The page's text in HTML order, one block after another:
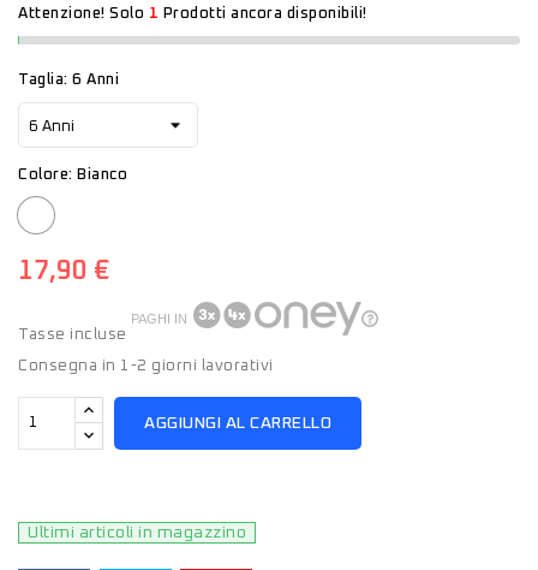
Attenzione! Solo 1 Prodotti ancora disponibili!
Taglia: 6 Anni
Colore: Bianco
Bianco
17,90 €
Tasse incluse
PAGHI IN
Consegna in 1-2 giorni lavorativi
AGGIUNGI AL CARRELLO
Ultimi articoli in magazzino